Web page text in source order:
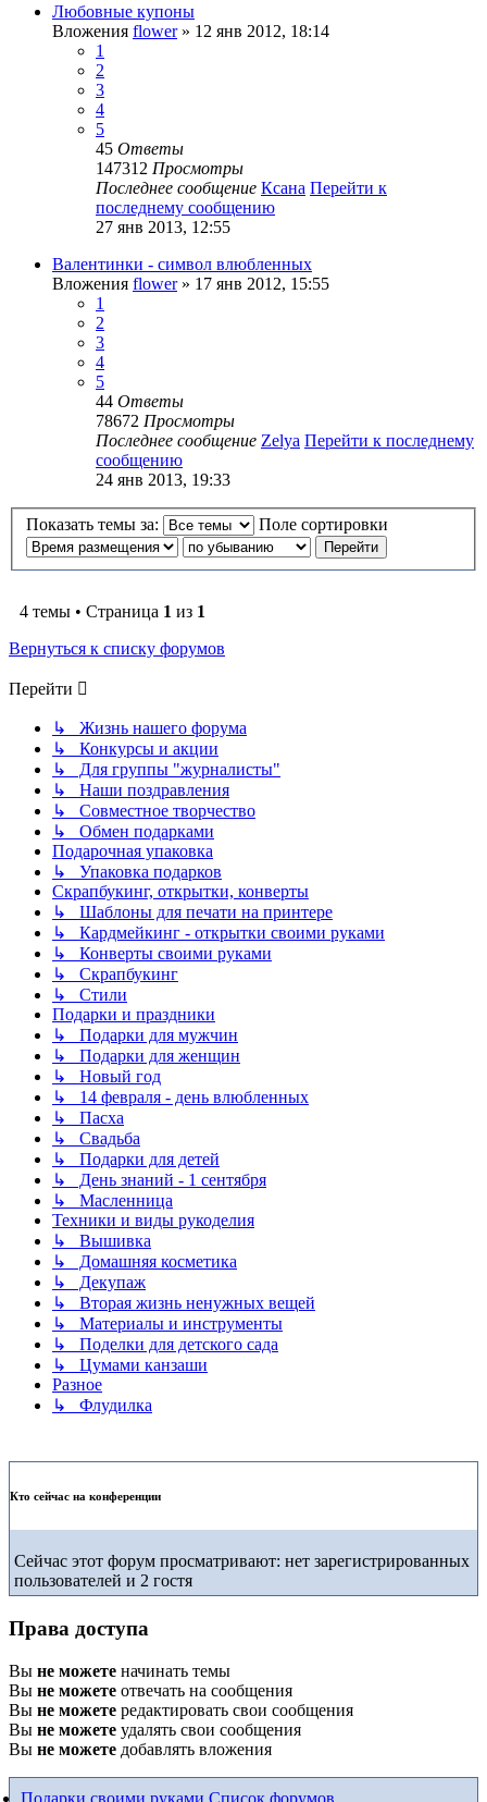
Любовные купоны
Вложения flower» 12 янв 2012, 18:14
1
2
3
4
5
45 Ответы
147312 Просмотры
Последнее сообщение Ксана Перейти к
последнему сообщению
27 янв 2013, 12:55
Валентинки - символ влюбленных
Вложения flower» 17 янв 2012, 15:55
1
2
3
4
5
44 Ответы
78672 Просмотры
Последнее сообщение Zelya Перейти к последнему
сообщению
24 янв 2013, 19:33
Показать темы за: Поле сортировки
4 темы • Страница 1 из 1
Вернуться к списку форумов
Перейти
↳ Жизнь нашего форума
↳ Конкурсы и акции
↳ Для группы "журналисты"
↳ Наши поздравления
↳ Совместное творчество
↳ Обмен подарками
Подарочная упаковка
↳ Упаковка подарков
Скрапбукинг, открытки, конверты
↳ Шаблоны для печати на принтере
↳ Кардмейкинг - открытки своими руками
↳ Конверты своими руками
↳ Скрапбукинг
↳ Стили
Подарки и праздники
↳ Подарки для мужчин
↳ Подарки для женщин
↳ Новый год
↳ 14 февраля - день влюбленных
↳ Пасха
↳ Свадьба
↳ Подарки для детей
↳ День знаний - 1 сентября
↳ Масленница
Техники и виды рукоделия
↳ Вышивка
↳ Домашняя косметика
↳ Декупаж
↳ Вторая жизнь ненужных вещей
↳ Материалы и инструменты
↳ Поделки для детского сада
↳ Цумами канзаши
Разное
↳ Флудилка
Кто сейчас на конференции
Сейчас этот форум просматривают: нет зарегистрированных
пользователей и 2 гостя
Права доступа
Вы не можете начинать темы
Вы не можете отвечать на сообщения
Вы не можете редактировать свои сообщения
Вы не можете удалять свои сообщения
Вы не можете добавлять вложения
Подарки своими руками Список форумов